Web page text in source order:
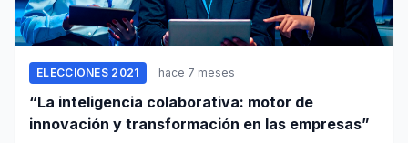
ELECCIONES 2021 hace 7 meses
“La inteligencia colaborativa: motor de
innovación y transformación en las empresas”